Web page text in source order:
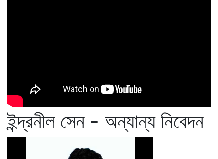
ইন্দ্রনীল সেন - অন্যান্য নিবেদন